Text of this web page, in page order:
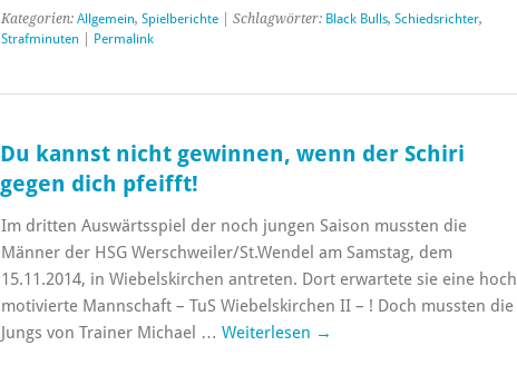
Kategorien: Allgemein, Spielberichte| Schlagwörter: Black Bulls, Schiedsrichter,
Strafminuten| Permalink
Du kannst nicht gewinnen, wenn der Schiri
gegen dich pfeifft!
Im dritten Auswärtsspiel der noch jungen Saison mussten die
Männer der HSG Werschweiler/St.Wendel am Samstag, dem
15.11.2014, in Wiebelskirchen antreten. Dort erwartete sie eine hoch
motivierte Mannschaft – TuS Wiebelskirchen II – ! Doch mussten die
Jungs von Trainer Michael … Weiterlesen →